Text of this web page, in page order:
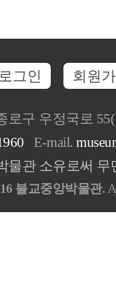
로그인 회원
로구 우정국로
E-mail.
물관 소유로써
불교중앙박물관.